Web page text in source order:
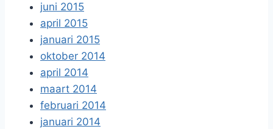
juni 2015
april 2015
januari 2015
oktober 2014
april 2014
maart 2014
februari 2014
januari 2014